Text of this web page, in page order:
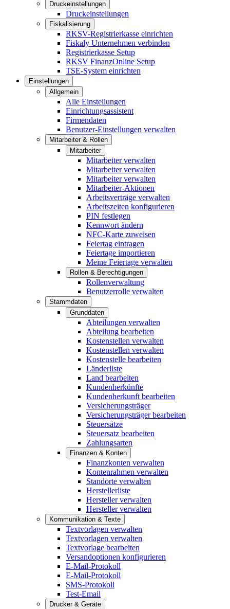
Druckeinstellungen
Druckeinstellungen
Fiskalisierung
RKSV-Registrierkasse einrichten
Fiskaly Unternehmen verbinden
Registrierkasse Setup
RKSV FinanzOnline Setup
TSE-System einrichten
Einstellungen
Allgemein
Alle Einstellungen
Einrichtungsassistent
Firmendaten
Benutzer-Einstellungen verwalten
Mitarbeiter & Rollen
Mitarbeiter
Mitarbeiter verwalten
Mitarbeiter verwalten
Mitarbeiter verwalten
Mitarbeiter-Aktionen
Arbeitsverträge verwalten
Arbeitszeiten konfigurieren
PIN festlegen
Kennwort ändern
NFC-Karte zuweisen
Feiertag eintragen
Feiertage importieren
Meine Feiertage verwalten
Rollen & Berechtigungen
Rollenverwaltung
Benutzerrolle verwalten
Stammdaten
Grunddaten
Abteilungen verwalten
Abteilung bearbeiten
Kostenstellen verwalten
Kostenstellen verwalten
Kostenstelle bearbeiten
Länderliste
Land bearbeiten
Kundenherkünfte
Kundenherkunft bearbeiten
Versicherungsträger
Versicherungsträger bearbeiten
Steuersätze
Steuersatz bearbeiten
Zahlungsarten
Finanzen & Konten
Finanzkonten verwalten
Kontenrahmen verwalten
Standorte verwalten
Herstellerliste
Hersteller verwalten
Hersteller verwalten
Kommunikation & Texte
Textvorlagen verwalten
Textvorlagen verwalten
Textvorlage bearbeiten
Versandoptionen konfigurieren
E-Mail-Protokoll
E-Mail-Protokoll
SMS-Protokoll
Test-Email
Drucker & Geräte